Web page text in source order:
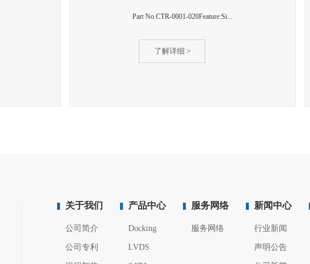
Part No.CTR-0001-020Feature:Si...
了解详细 >
关于我们
公司简介
公司专利
产品中心
Docking
LVDS
服务网络
服务网络
新闻中心
行业新闻
声明公告